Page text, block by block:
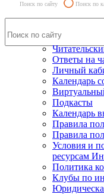
Поиск по сайту Поиск по
Ответы на
Личный
Календарь
Подкасты
Календарь
Правила
Правила
Условия и
ресурсам
Политика
Клубы по